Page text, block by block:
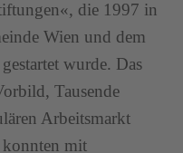
die 1997 in
Wien und dem
wurde. Das
Tausende
Arbeitsmarkt
konnten mit